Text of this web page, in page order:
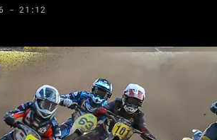
- 21:12